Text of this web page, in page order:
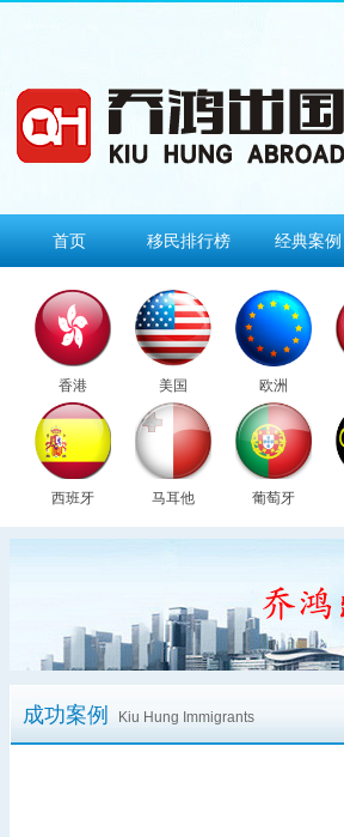
首页 移民排行榜 经典案例
香港 美国 欧洲
西班牙 马耳他 葡萄牙
成功案例 Kiu Hung Immigrants